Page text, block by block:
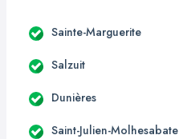
Sainte-Marguerite
Salzuit
Dunières
Saint-Julien-Molhesabate